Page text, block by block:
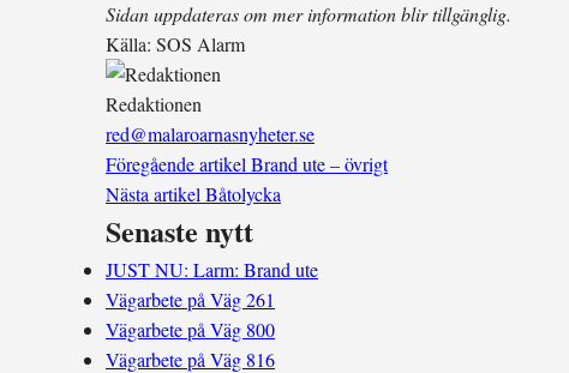
Sidan uppdateras om mer information blir tillgänglig.
Källa: SOS Alarm
Redaktionen
red@malaroarnasnyheter.se
Föregående artikel Brand ute – övrigt
Nästa artikel Båtolycka
Senaste nytt
JUST NU: Larm: Brand ute
Vägarbete på Väg 261
Vägarbete på Väg 800
Vägarbete på Väg 816